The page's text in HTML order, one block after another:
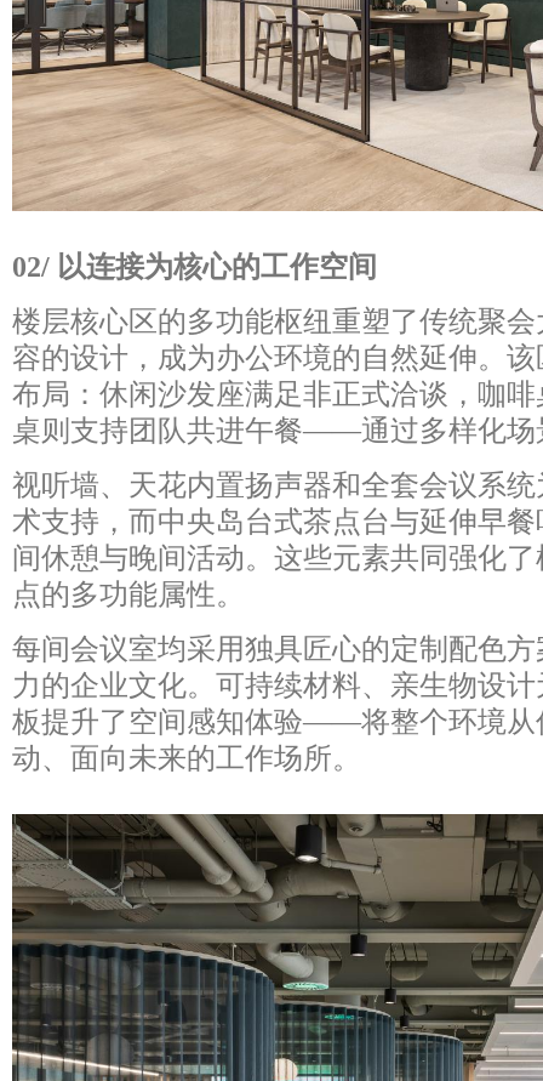
02/ 以连接为核心的工作空间
楼层核心区的多功能枢纽重塑了传统聚
容的设计，成为办公环境的自然延伸。
布局：休闲沙发座满足非正式洽谈，咖
桌则支持团队共进午餐——通过多样化场
视听墙、天花内置扬声器和全套会议系
术支持，而中央岛台式茶点台与延伸早
间休憩与晚间活动。这些元素共同强化
点的多功能属性。
每间会议室均采用独具匠心的定制配色方
力的企业文化。可持续材料、亲生物设
板提升了空间感知体验——将整个环境从
动、面向未来的工作场所。